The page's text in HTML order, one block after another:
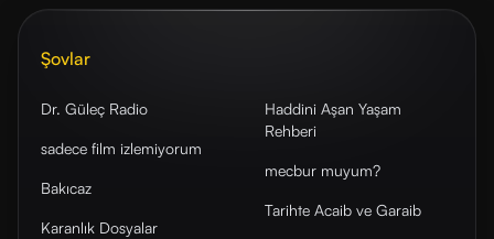
Şovlar
Dr. Güleç Radio
sadece film izlemiyorum
Bakıcaz
Karanlık Dosyalar
Haddini Aşan Yaşam
Rehberi
mecbur muyum?
Tarihte Acaib ve Garaib